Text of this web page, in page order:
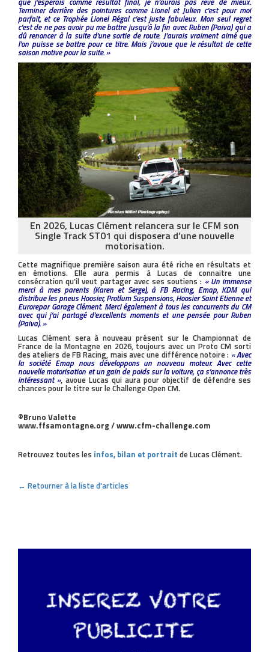
Terminer derrière des pointures comme Lionel et Julien c’est pour moi
parfait, et ce Trophée Lionel Régal c’est juste fabuleux. Mon seul regret
c’est de ne pas avoir pu me battre jusqu’à la fin avec Ruben (Paiva) qui a
dû renoncer à la suite d’une sortie de route. J’aurais vraiment aimé que
l’on puisse se battre pour ce titre. Mais j’avoue que le résultat de cette
saison motive pour la suite. »
En 2026, Lucas Clément relancera sur le CFM son
Single Track ST01 qui disposera d’une nouvelle
motorisation.
Cette magnifique première saison aura été riche en résultats et
en émotions. Elle aura permis à Lucas de connaitre une
consécration qu’il veut partager avec ses soutiens : « Un immense
merci à mes parents (Karen et Serge), à FB Racing, Emap, KDM qui
distribue les pneus Hoosier, Protlum Suspensions, Hoosier Saint Etienne et
Eurorepar Garage Clément. Merci également à tous les concurrents du CM
avec qui j’ai partagé d’excellents moments et une pensée pour Ruben
(Paiva). »
Lucas Clément sera à nouveau présent sur le Championnat de
France de la Montagne en 2026, toujours avec un Proto CM sorti
des ateliers de FB Racing, mais avec une différence notoire : « Avec
la société Emap nous développons un nouveau moteur. Avec cette
nouvelle motorisation et un gain de poids sur la voiture, ça s’annonce très
intéressant », avoue Lucas qui aura pour objectif de défendre ses
chances pour le titre sur le Challenge Open CM.
©Bruno Valette
www.ffsamontagne.org / www.cfm-challenge.com
Retrouvez toutes les infos, bilan et portrait de Lucas Clément.
← Retourner à la liste d'articles